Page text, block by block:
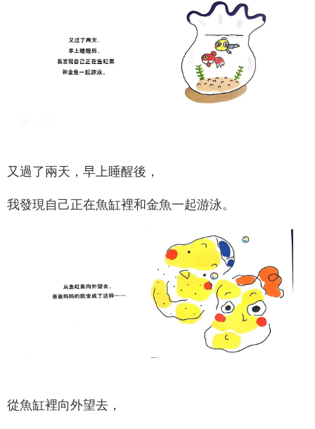
又過了兩天，早上睡醒後，
我發現自己正在魚缸裡和金魚一起游泳。
從魚缸裡向外望去，